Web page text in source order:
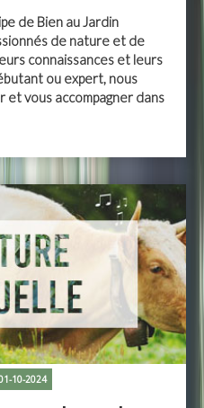
de Bien au Jardin
de nature et de
connaissances et leurs
ou expert, nous
et vous accompagner dans
10-2024